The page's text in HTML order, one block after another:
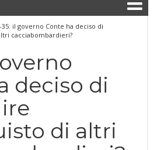
35: il governo Conte ha deciso di
cacciabombardieri?
deciso di
di altri